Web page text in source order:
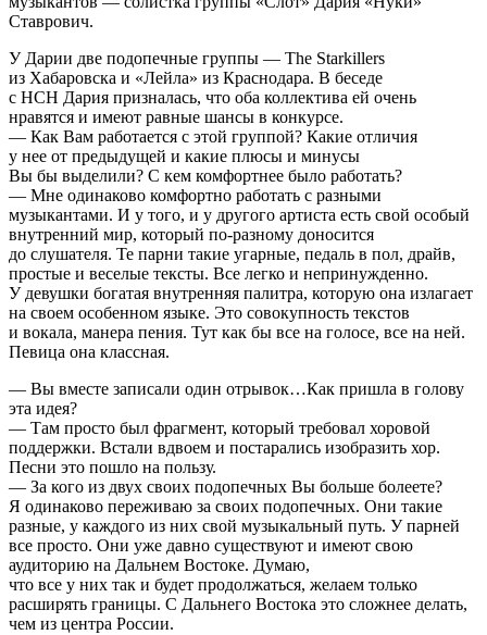
Ставрович.
У Дарии две подопечные группы — The Starkillers
из Хабаровска и «Лейла» из Краснодара. В беседе
с НСН Дария призналась, что оба коллектива ей очень
нравятся и имеют равные шансы в конкурсе.
— Как Вам работается с этой группой? Какие отличия
у нее от предыдущей и какие плюсы и минусы
Вы бы выделили? С кем комфортнее было работать?
— Мне одинаково комфортно работать с разными
музыкантами. И у того, и у другого артиста есть свой особый
внутренний мир, который по-разному доносится
до слушателя. Те парни такие угарные, педаль в пол, драйв,
простые и веселые тексты. Все легко и непринужденно.
У девушки богатая внутренняя палитра, которую она излагает
на своем особенном языке. Это совокупность текстов
и вокала, манера пения. Тут как бы все на голосе, все на ней.
Певица она классная.
— Вы вместе записали один отрывок…Как пришла в голову
эта идея?
— Там просто был фрагмент, который требовал хоровой
поддержки. Встали вдвоем и постарались изобразить хор.
Песни это пошло на пользу.
— За кого из двух своих подопечных Вы больше болеете?
Я одинаково переживаю за своих подопечных. Они такие
разные, у каждого из них свой музыкальный путь. У парней
все просто. Они уже давно существуют и имеют свою
аудиторию на Дальнем Востоке. Думаю,
что все у них так и будет продолжаться, желаем только
расширять границы. С Дальнего Востока это сложнее делать,
чем из центра России.